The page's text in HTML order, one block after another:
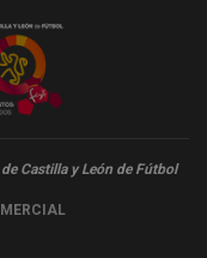
Castilla y León de Fútbol